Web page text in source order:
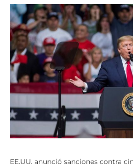
EE.UU. anunció sanciones contra